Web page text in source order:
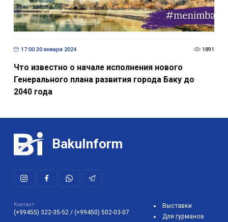
17:00 30 января 2024 1891
Что известно о начале исполнения нового
Генерального плана развития города Баку до
2040 года
BakuInform
Контакт:
(+99455) 322-35-52 / (+99450) 502-03-07
Выставки
Для гурманов